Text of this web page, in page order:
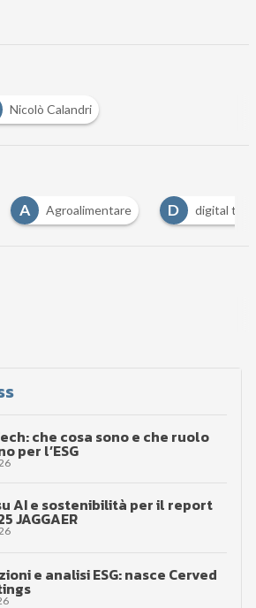
Nicolò Calandri
A Agroalimentare D digital
che cosa sono e che ruolo
per l’ESG
AI e sostenibilità per il report
JAGGAER
e analisi ESG: nasce Cerved